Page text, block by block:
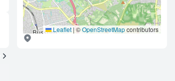
Leaflet |©OpenStreetMapcontributors